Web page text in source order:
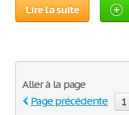
Lire la suite
Aller à la page
Page précédente
1